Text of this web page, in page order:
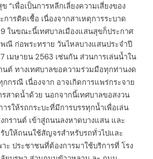
“เพื่อเป็นการหลีกเลี่ยงความเสี่ยงของ
ารติดเชื้อ เนื่องจากสาเหตุการระบาด
ในขณะนี้เทศบาลเมืองแสนสุขก็ประกาศ
พณี ก่อพระทราย วันไหลบางแสนประจำปี
เมษายน 2563 เช่นกัน ส่วนการเล่นน้ำใน
นต์ ทางเทศบาลขอความร่วมมือทุกท่านงด
กกรณี เนื่องจาก อาจเกิดการแพร่กระจาย
รสาดน้ำด้วย นอกจากนี้เทศบาลขอสงวน
รให้รถกระบะที่มีการบรรทุกน้ำเพื่อเล่น
กรานต์ เข้าสู่ถนนลงหาดบางแสน และ
บให้ถนนใช้สัญจรสำหรับรถทั่วไปและ
ะ ประชาชนที่ต้องการมาใช้บริการที่ โรง